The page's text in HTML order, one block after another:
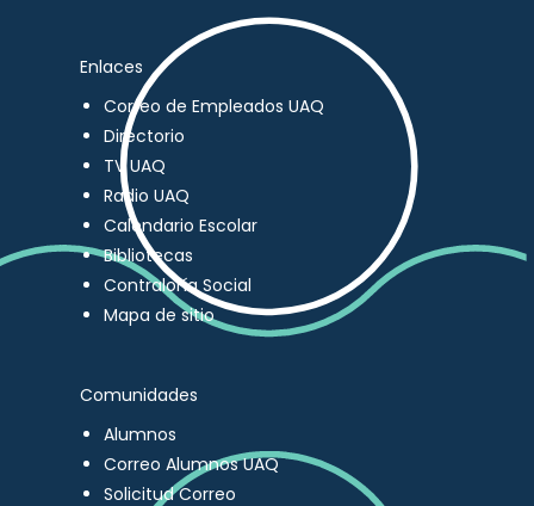
Enlaces
Correo de Empleados UAQ
Directorio
TV UAQ
Radio UAQ
Calendario Escolar
Bibliotecas
Contraloría Social
Mapa de sitio
Comunidades
Alumnos
Correo Alumnos UAQ
Solicitud Correo